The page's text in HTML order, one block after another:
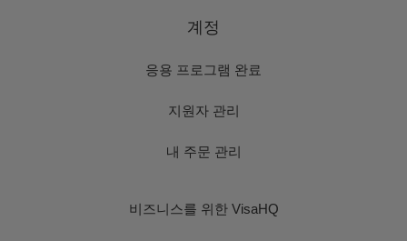
계정
응용 프로그램 완료
지원자 관리
내 주문 관리
비즈니스를 위한 VisaHQ